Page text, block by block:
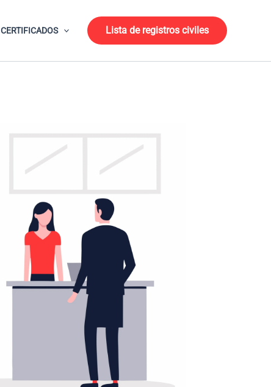
CERTIFICADOS Lista de registros civiles